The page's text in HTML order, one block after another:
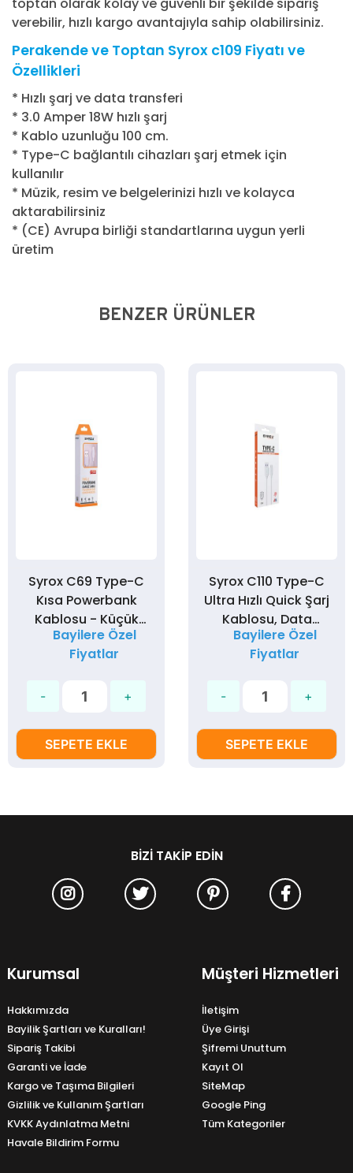
verebilir, hızlı kargo avantajıyla sahip olabilirsiniz.
Perakende ve Toptan Syrox c109 Fiyatı ve
Özellikleri
* Hızlı şarj ve data transferi
* 3.0 Amper 18W hızlı şarj
* Kablo uzunluğu 100 cm.
* Type-C bağlantılı cihazları şarj etmek için
kullanılır
* Müzik, resim ve belgelerinizi hızlı ve kolayca
aktarabilirsiniz
* (CE) Avrupa birliği standartlarına uygun yerli
üretim
BENZER ÜRÜNLER
Syrox C69 Type-C
Kısa Powerbank
Kablosu - Küçük
Data Kablosu
20cm
Bayilere Özel
Fiyatlar
SEPETE EKLE
Syrox C110 Type-C
Ultra Hızlı Quick Şarj
Kablosu, Data
Kablosu 3,0A 18W
Bayilere Özel
Fiyatlar
SEPETE EKLE
BIZI TAKIP EDIN
Kurumsal
Hakkımızda
Bayilik Şartları ve Kuralları!
Sipariş Takibi
Garanti ve İade
Kargo ve Taşıma Bilgileri
Gizlilik ve Kullanım Şartları
KVKK Aydınlatma Metni
Havale Bildirim Formu
Müşteri Hizmetleri
İletişim
Üye Girişi
Şifremi Unuttum
Kayıt Ol
SiteMap
Google Ping
Tüm Kategoriler